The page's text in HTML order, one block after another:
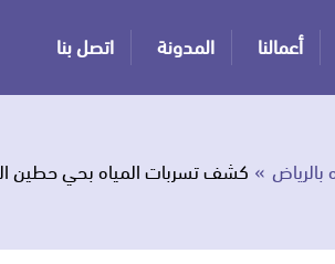
أعمالنا المدونة اتصل بنا
كشف تسربات المياه بحي حطين